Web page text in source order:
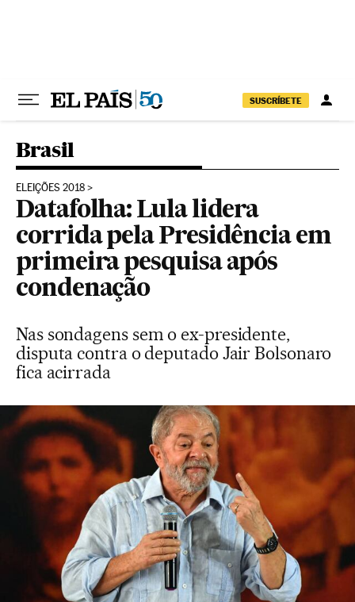
SUSCRÍBETE
Brasil
ELEIÇÕES 2018
Datafolha: Lula lidera
corrida pela Presidência em
primeira pesquisa após
condenação
Nas sondagens sem o ex-presidente,
disputa contra o deputado Jair Bolsonaro
fica acirrada